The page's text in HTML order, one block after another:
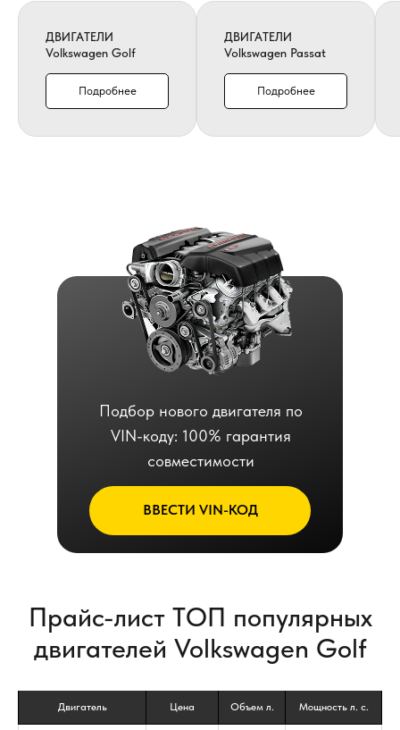
ДВИГАТЕЛИ
Volkswagen Golf
Подробнее
ДВИГАТЕЛИ
Volkswagen Passat
Подробнее
ВВЕСТИ VIN-КОД
Подбор нового двигателя по
VIN-коду: 100% гарантия
совместимости
Прайс-лист ТОП популярных
двигателей Volkswagen Golf
Двигатель Цена Объем л. Мощность л. с.